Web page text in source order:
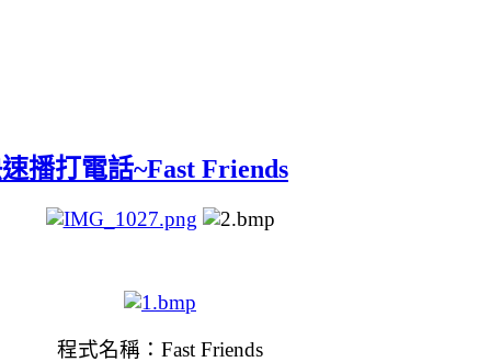
播打電話~Fast Friends
程式名稱： Fast Friends